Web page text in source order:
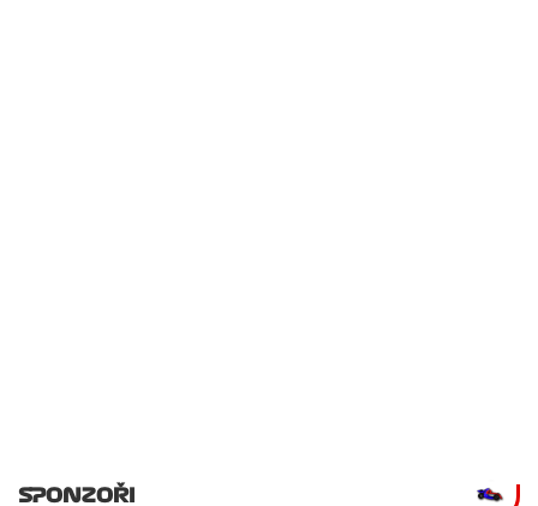
SPONZOŘI